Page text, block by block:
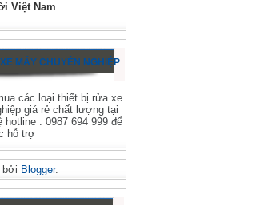
Việt Nam
MÁY CHUYÊN NGHIỆP
các loại thiết bị rửa xe
giá rẻ chất lượng tại
hotline : 0987 694 999 để
hỗ trợ
Blogger.